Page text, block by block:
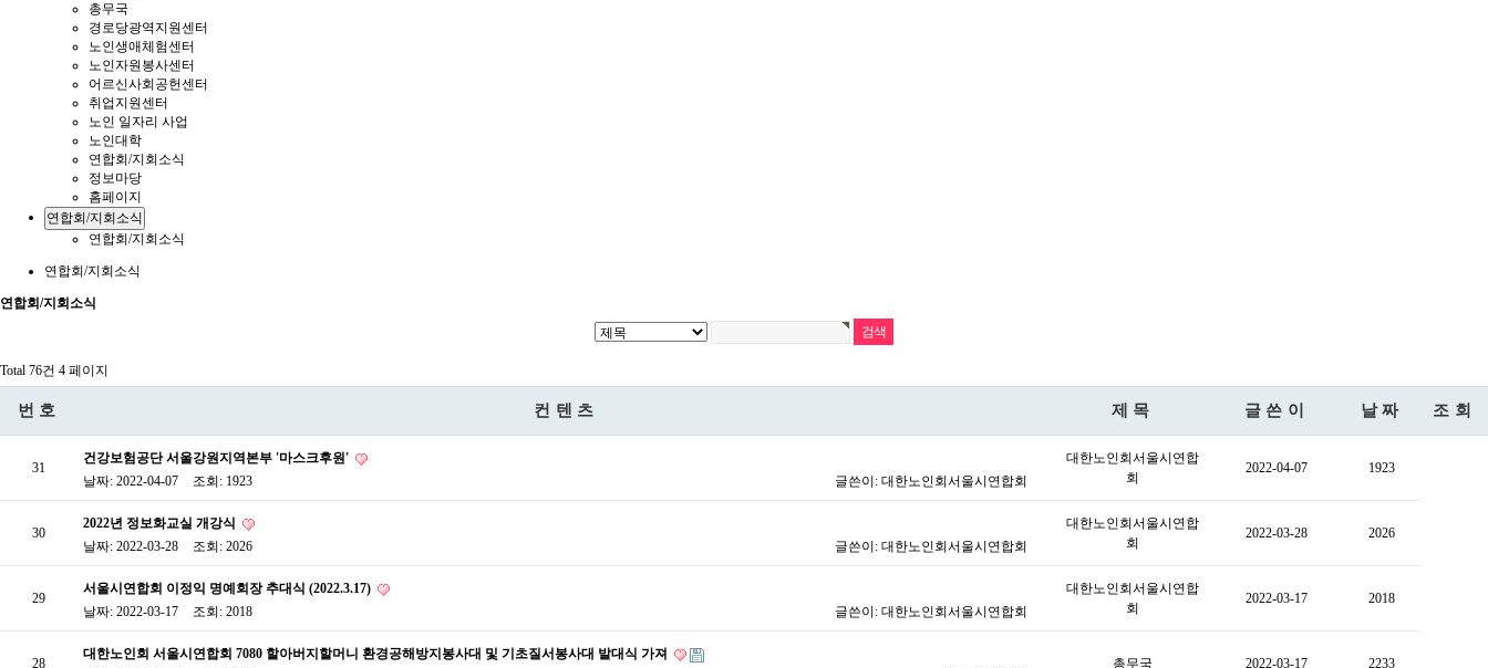
총무국
경로당광역지원센터
노인생애체험센터
노인자원봉사센터
어르신사회공헌센터
취업지원센터
노인 일자리 사업
노인대학
연합회/지회소식
정보마당
홈페이지
연합회/지회소식
연합회/지회소식
연합회/지회소식
연합회/지회소식
Total 76건 4 페이지
번호 컨텐츠 제목 글쓴이 날짜 조회
31
건강보험공단 서울강원지역본부 '마스크후원'
날짜: 2022-04-07
조회: 1923 글쓴이: 대한노인회서울시연합회
대한노인회서울시연합
회
2022-04-07 1923
30
2022년 정보화교실 개강식
날짜: 2022-03-28
조회: 2026 글쓴이: 대한노인회서울시연합회
대한노인회서울시연합
회
2022-03-28 2026
29
서울시연합회 이정익 명예회장 추대식 (2022.3.17)
날짜: 2022-03-17
조회: 2018 글쓴이: 대한노인회서울시연합회
대한노인회서울시연합
회
2022-03-17 2018
28
대한노인회 서울시연합회 7080 할아버지할머니 환경공해방지봉사대 및 기초질서봉사대 발대식 가져
총무국 2022-03-17 2233